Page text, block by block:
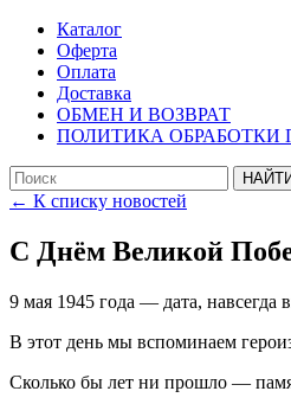
Каталог
Оферта
Оплата
Доставка
ОБМЕН И ВОЗВРАТ
ПОЛИТИКА
← К списку новостей
С Днём Великой
9 мая 1945 года — дата,
В этот день мы вспоминаем
Сколько бы лет ни прошло —